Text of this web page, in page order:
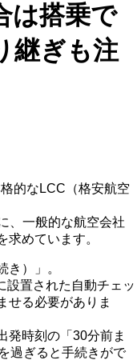
は搭乗で
継ぎも注
的なLCC（格安航空
、一般的な航空会社
求めています。
き）」。
設置された自動チェッ
せる必要がありま
発時刻の「30分前ま
過ぎると手続きがで